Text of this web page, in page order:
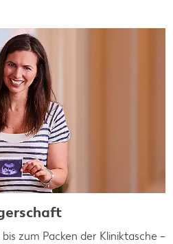
zum Packen der Kliniktasche –